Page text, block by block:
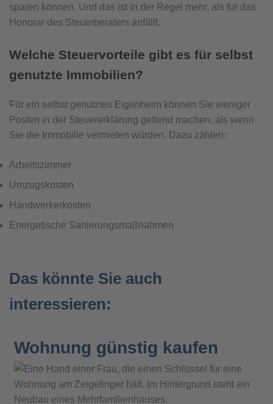
sparen können. Und das ist in der Regel mehr, als für das
Honorar des Steuerberaters anfällt.
Welche Steuervorteile gibt es für selbst
genutzte Immobilien?
Für ein selbst genutztes Eigenheim können Sie weniger
Posten in der Steuererklärung geltend machen, als wenn
Sie die Immobilie vermieten würden. Dazu zählen:
Arbeitszimmer
Umzugskosten
Handwerkerkosten
Energetische Sanierungsmaßnahmen
Das könnte Sie auch
interessieren:
Wohnung günstig kaufen